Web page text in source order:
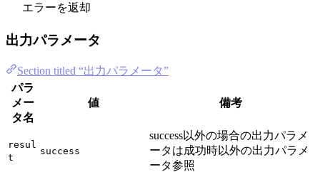
エラーを返却
出力パラメータ
Section titled “出力パラメータ”
パラ
メー
タ名
値 備考
resul
t
success
success以外の場合の出力パラメ
ータは成功時以外の出力パラメ
ータ参照